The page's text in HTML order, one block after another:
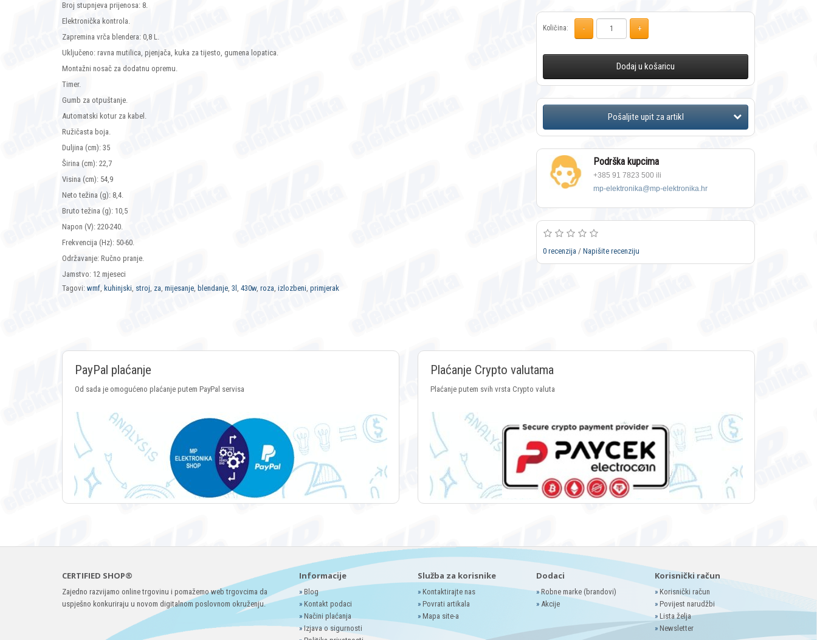
Broj stupnjeva prijenosa: 8.
Elektronička kontrola.
Zapremina vrča blendera: 0,8 L.
Uključeno: ravna mutilica, pjenjača, kuka za tijesto, gumena lopatica.
Montažni nosač za dodatnu opremu.
Timer.
Gumb za otpuštanje.
Automatski kotur za kabel.
Ružičasta boja.
Duljina (cm): 35
Širina (cm): 22,7
Visina (cm): 54,9
Neto težina (g): 8,4.
Bruto težina (g): 10,5
Napon (V): 220-240.
Frekvencija (Hz): 50-60.
Održavanje: Ručno pranje.
Jamstvo: 12 mjeseci
Količina:
Dodaj u košaricu
Podrška kupcima
+385 91 7823 500 ili
mp-elektronika@mp-elektronika.hr
0 recenzija / Napišite recenziju
Tagovi: wmf, kuhinjski, stroj, za, mijesanje, blendanje, 3l , 430w, roza, izlozbeni, primjerak
PayPal plaćanje
Od sada je omogućeno plaćanje putem PayPal servisa
Plaćanje Crypto valutama
Plaćanje putem svih vrsta Crypto valuta
CERTIFIED SHOP®
Zajedno razvijamo online trgovinu i pomažemo web trgovcima da
uspješno konkuriraju u novom digitalnom poslovnom okruženju.
Informacije
» Blog
» Kontakt podaci
» Načini plaćanja
»Izjava o sigurnosti
Služba za korisnike
» Kontaktirajte nas
» Povrati artikala
» Mapa site-a
Dodaci
»Robne marke (brandovi)
» Akcije
Korisnički račun
» Korisnički račun
» Povijest narudžbi
» Lista želja
» Newsletter